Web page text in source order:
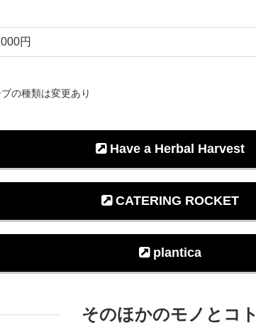
円
の種類は変更あり
Have a Herbal Harvest
CATERING ROCKET
plantica
そのほかのモノとコト